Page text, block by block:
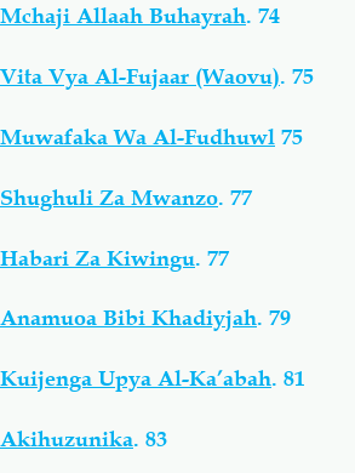
Mchaji Allaah Buhayrah. 74
Vita Vya Al-Fujaar (Waovu). 75
Muwafaka Wa Al-Fudhuwl 75
Shughuli Za Mwanzo. 77
Habari Za Kiwingu. 77
Anamuoa Bibi Khadiyjah. 79
Kuijenga Upya Al-Ka’abah. 81
Akihuzunika. 83